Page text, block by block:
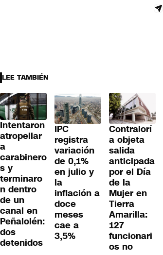
LEE TAMBIÉN
Intentaron
atropellar
a
carabinero
s y
terminaro
n dentro
de un
canal en
Peñalolén:
dos
detenidos
IPC
registra
variación
de 0,1%
en julio y
la
inflación a
doce
meses
cae a
3,5%
Contralorí
a objeta
salida
anticipada
por el Día
de la
Mujer en
Tierra
Amarilla:
127
funcionari
os no